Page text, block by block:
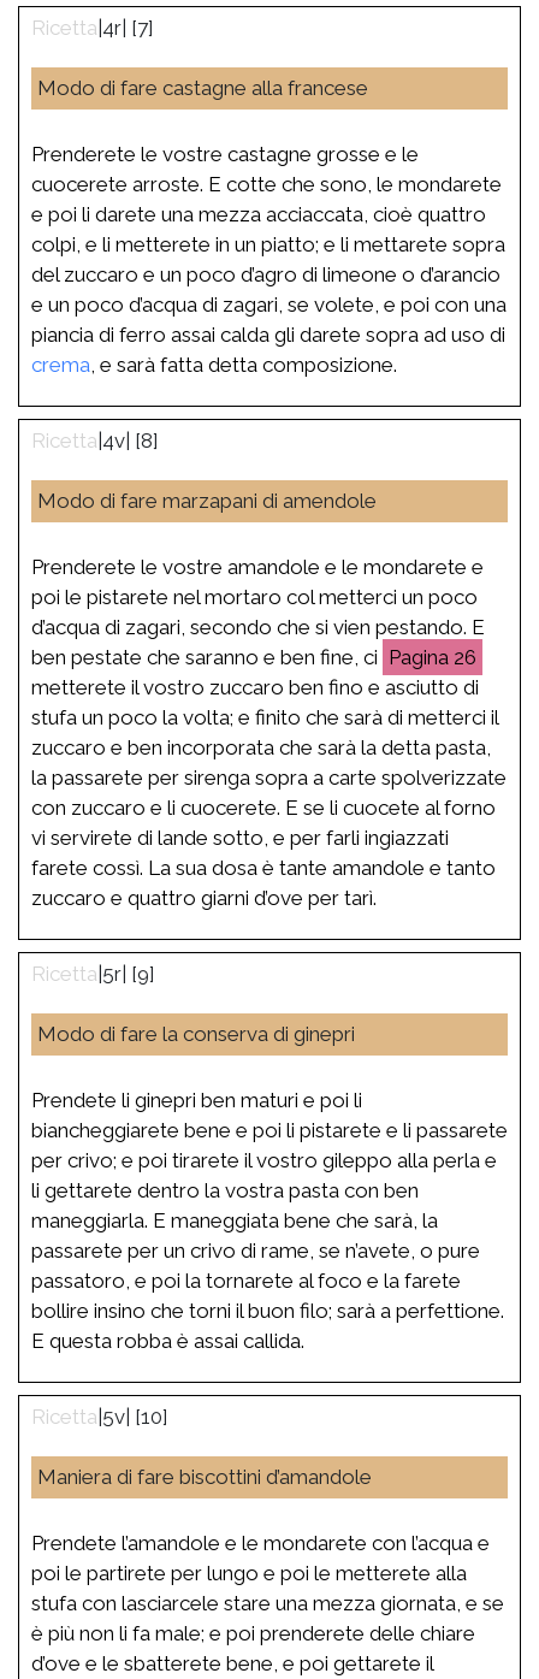
|4r| [7]
Modo di fare castagne alla francese
Prenderete le vostre castagne grosse e le
cuocerete arroste. E cotte che sono, le mondarete
e poi li darete una mezza acciaccata, cioè quattro
colpi, e li metterete in un piatto; e li mettarete sopra
del zuccaro e un poco d’agro di limeone o d’arancio
e un poco d’acqua di zagari, se volete, e poi con una
piancia di ferro assai calda gli darete sopra ad uso di
crema , e sarà fatta detta composizione.
|4v| [8]
Modo di fare marzapani di amendole
Prenderete le vostre amandole e le mondarete e
poi le pistarete nel mortaro col metterci un poco
d’acqua di zagari, secondo che si vien pestando. E
ben pestate che saranno e ben fine, ci
26
metterete il vostro zuccaro ben fino e asciutto di
stufa un poco la volta; e finito che sarà di metterci il
zuccaro e ben incorporata che sarà la detta pasta,
la passarete per sirenga sopra a carte spolverizzate
con zuccaro e li cuocerete. E se li cuocete al forno
vi servirete di lande sotto, e per farli ingiazzati
farete cossì. La sua dosa è tante amandole e tanto
zuccaro e quattro giarni d’ove per tarì.
|5r| [9]
Modo di fare la conserva di ginepri
Prendete li ginepri ben maturi e poi li
biancheggiarete bene e poi li pistarete e li passarete
per crivo; e poi tirarete il vostro gileppo alla perla e
li gettarete dentro la vostra pasta con ben
maneggiarla. E maneggiata bene che sarà, la
passarete per un crivo di rame, se n’avete, o pure
passatoro, e poi la tornarete al foco e la farete
bollire insino che torni il buon filo; sarà a perfettione.
E questa robba è assai callida.
|5v| [10]
Maniera di fare biscottini d’amandole
Prendete l’amandole e le mondarete con l’acqua e
poi le partirete per lungo e poi le metterete alla
stufa con lasciarcele stare una mezza giornata, e se
è più non li fa male; e poi prenderete delle chiare
d’ove e le sbatterete bene, e poi gettarete il